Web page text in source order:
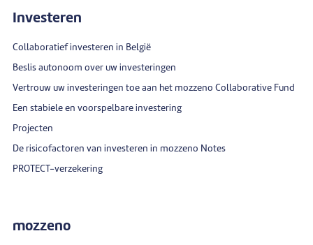
Investeren
Collaboratief investeren in België
Beslis autonoom over uw investeringen
Vertrouw uw investeringen toe aan het mozzeno Collaborative Fund
Een stabiele en voorspelbare investering
Projecten
De risicofactoren van investeren in mozzeno Notes
PROTECT-verzekering
mozzeno